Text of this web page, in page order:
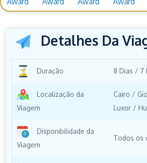
Detalhes Da
Duração 8 Dias / 7
Localização da
Viagem
Cairo /
Luxor /
Disponibilidade da
Viagem
Todos os